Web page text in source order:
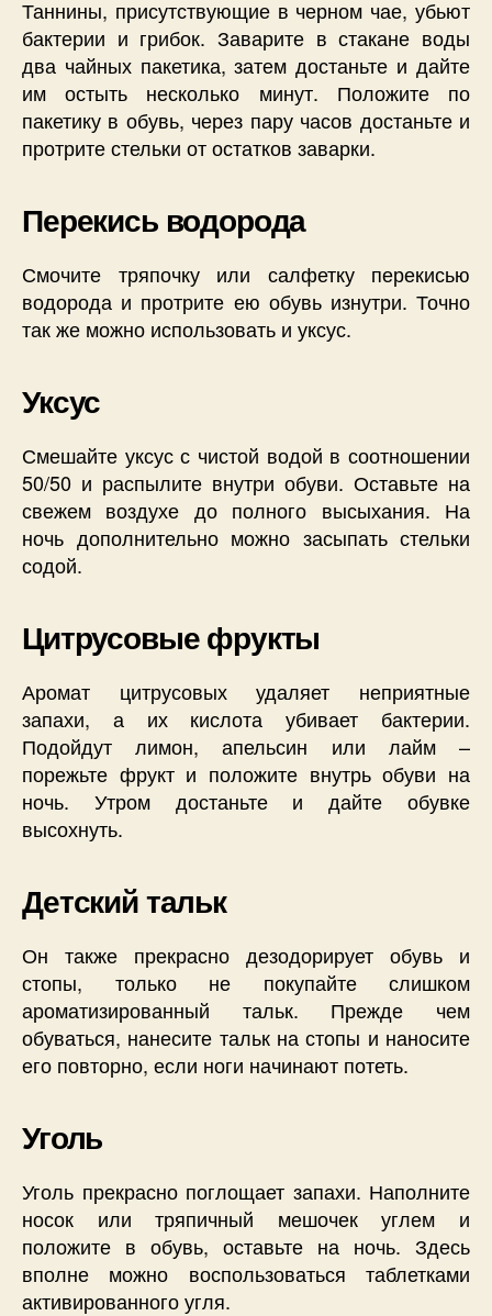
Таннины, присутствующие в черном чае, убьют
бактерии и грибок. Заварите в стакане воды
два чайных пакетика, затем достаньте и дайте
им остыть несколько минут. Положите по
пакетику в обувь, через пару часов достаньте и
протрите стельки от остатков заварки.
Перекись водорода
Смочите тряпочку или салфетку перекисью
водорода и протрите ею обувь изнутри. Точно
так же можно использовать и уксус.
Уксус
Смешайте уксус с чистой водой в соотношении
50/50 и распылите внутри обуви. Оставьте на
свежем воздухе до полного высыхания. На
ночь дополнительно можно засыпать стельки
содой.
Цитрусовые фрукты
Аромат цитрусовых удаляет неприятные
запахи, а их кислота убивает бактерии.
Подойдут лимон, апельсин или лайм –
порежьте фрукт и положите внутрь обуви на
ночь. Утром достаньте и дайте обувке
высохнуть.
Детский тальк
Он также прекрасно дезодорирует обувь и
стопы, только не покупайте слишком
ароматизированный тальк. Прежде чем
обуваться, нанесите тальк на стопы и наносите
его повторно, если ноги начинают потеть.
Уголь
Уголь прекрасно поглощает запахи. Наполните
носок или тряпичный мешочек углем и
положите в обувь, оставьте на ночь. Здесь
вполне можно воспользоваться таблетками
активированного угля.